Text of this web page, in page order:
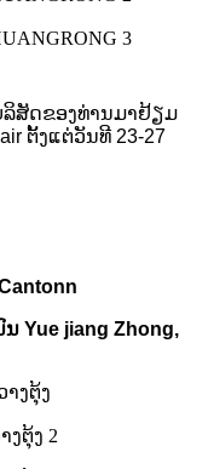
ລິສັດຂອງທ່ານມາຢ້ຽມ
ຕັ້ງແຕ່ວັນທີ 23-27
Yue jiang Zhong,